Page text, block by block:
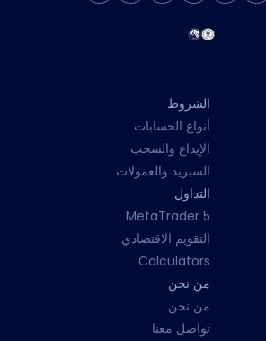
الشروط
أنواع الحسابات
الإيداع والسحب
السبريد والعمولات
التداول
MetaTrader 5
التقويم الاقتصادي
Calculators
من نحن
من نحن
تواصل معنا